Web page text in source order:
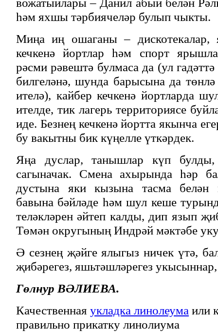
һәм яхшы тәрбиячеләр булып чыкты.
Миңа иң ошаганы – дискотекалар,
кечкенә йортлар һәм спорт
рәсми рәвештә булмаса да (ул
билгеләнә, шунда барысына да
ителә), кайбер кечкенә йортларда
ителде, тик лагерь территориясе
иде. Безнең кечкенә йортта якынча
бу вакытны бик күңелле үткәрдек.
Яңа дуслар, танышлар күп булды,
сагыначак. Смена ахырында һәр
дустына яки кызына тасма
бавына бәйләде һәм шул кеше
теләкләрен әйтеп калды, дип язып
Төмән округының Индрәй мәктәбе
Ә сезнең җәйге ялыгыз ничек үтә,
җибәрегез, яшьтәшләрегез
Гөлнур ВӘЛИЕВА.
Качественная укладка линолеума или
правильно прикатку линолиума